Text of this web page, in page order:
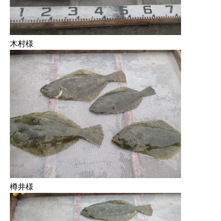
木村様
樽井様